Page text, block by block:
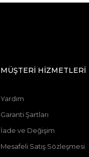
MÜŞTERİ HİZMETLERİ
Yardım
Garanti Şartları
İade ve Değişim
Mesafeli Satış Sözleşmesi